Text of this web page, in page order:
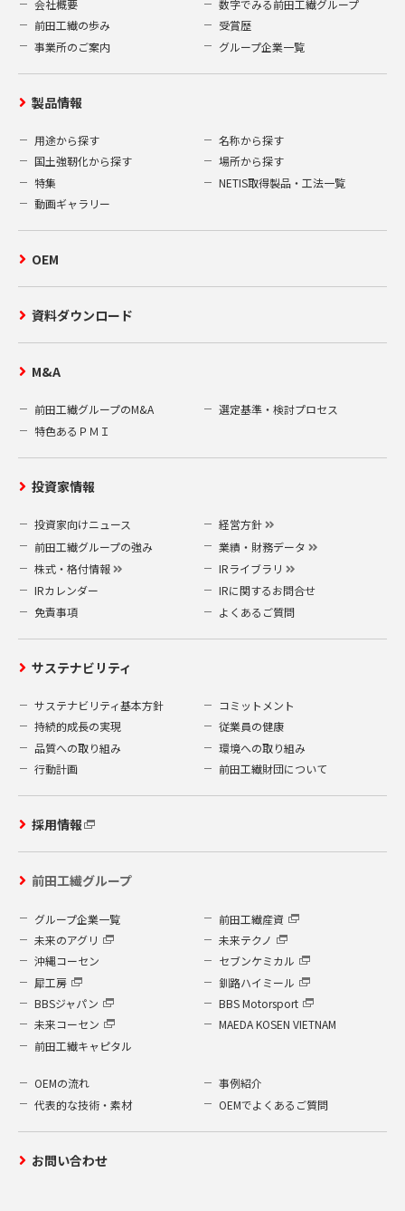
会社概要
数字でみる前田工繊グループ
前田工繊の歩み
受賞歴
事業所のご案内
グループ企業一覧
製品情報
用途から探す
名称から探す
国土強靭化から探す
場所から探す
特集
NETIS取得製品・工法一覧
動画ギャラリー
OEM
資料ダウンロード
M&A
前田工繊グループのM&A
選定基準・検討プロセス
特色あるＰＭＩ
投資家情報
投資家向けニュース
経営方針
前田工繊グループの強み
業績・財務データ
株式・格付情報
IRライブラリ
IRカレンダー
IRに関するお問合せ
免責事項
よくあるご質問
サステナビリティ
サステナビリティ基本方針
コミットメント
持続的成長の実現
従業員の健康
品質への取り組み
環境への取り組み
行動計画
前田工繊財団について
採用情報
前田工繊グループ
グループ企業一覧
前田工繊産資
未来のアグリ
未来テクノ
沖縄コーセン
セブンケミカル
犀工房
釧路ハイミール
BBSジャパン
BBS Motorsport
未来コーセン
MAEDA KOSEN VIETNAM
前田工繊キャピタル
OEMの流れ
事例紹介
代表的な技術・素材
OEMでよくあるご質問
お問い合わせ